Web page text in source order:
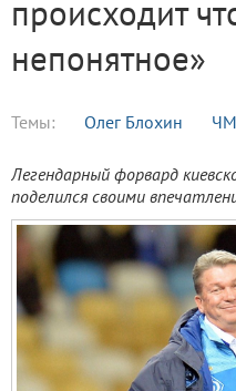
происходит
непонятное»
Темы: Олег Блохин
Легендарный форвард
поделился своими